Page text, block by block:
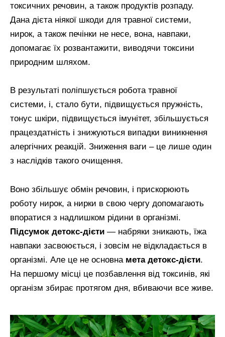
токсичних речовин, а також продуктів розпаду.
Дана дієта ніякої шкоди для травної системи,
нирок, а також печінки не несе, вона, навпаки,
допомагає їх розвантажити, виводячи токсини
природним шляхом.
В результаті поліпшується робота травної
системи, і, стало бути, підвищується пружність,
тонус шкіри, підвищується імунітет, збільшується
працездатність і знижуються випадки виникнення
алергічних реакцій. Зниження ваги – це лише один
з наслідків такого очищення.
Воно збільшує обмін речовин, і прискорюють
роботу нирок, а нирки в свою чергу допомагають
впоратися з надлишком рідини в організмі.
Підсумок детокс-дієти — набряки зникають, їжа
навпаки засвоюється, і зовсім не відкладається в
організмі. Але це не основна мета детокс-дієти.
На першому місці це позбавлення від токсинів, які
організм збирає протягом дня, вбиваючи все живе.